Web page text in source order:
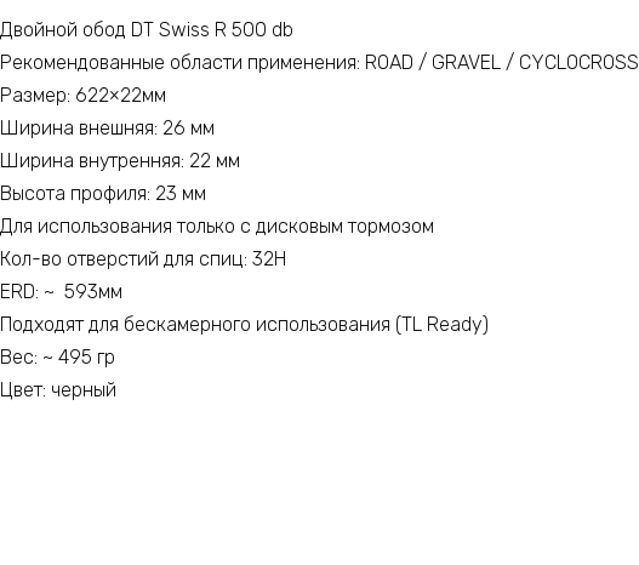
Двойной обод DT Swiss R 500 db
Рекомендованные области применения: ROAD / GRAVEL / CYCLOCROSS
Размер: 622×22мм
Ширина внешняя: 26 мм
Ширина внутренняя: 22 мм
Высота профиля: 23 мм
Для использования только с дисковым тормозом
Кол-во отверстий для спиц: 32H
ERD: ~ 593мм
Подходят для бескамерного использования (TL Ready)
Вес: ~ 495 гр
Цвет: черный